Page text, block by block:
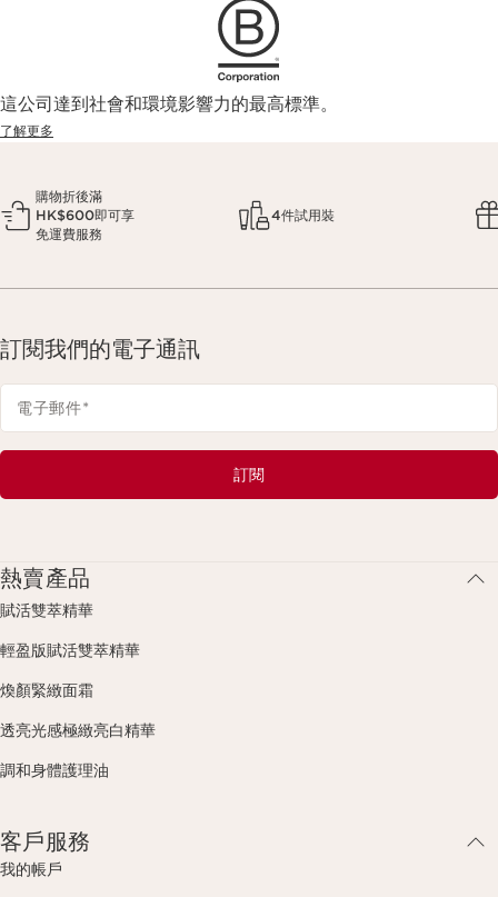
這公司達到社會和環境影響力的最高標準。
了解更多
購物折後滿
HK$600即可享
免運費服務
4件試用裝
訂閱我們的電子通訊
電子郵件*
訂閱
熱賣產品
賦活雙萃精華
輕盈版賦活雙萃精華
煥顏緊緻面霜
透亮光感極緻亮白精華
調和身體護理油
客戶服務
我的帳戶